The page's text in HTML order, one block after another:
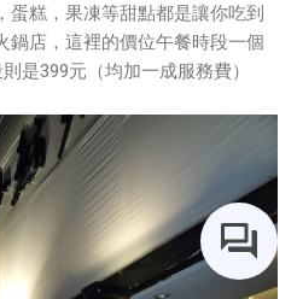
糕，果凍等甜點都是讓你吃到
鍋店，這裡的價位午餐時段一個
是399元（均加一成服務費）